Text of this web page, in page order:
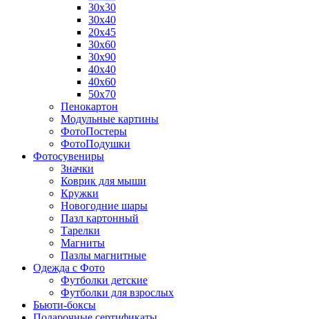
30х30
30х40
20х45
30х60
30х90
40х40
40х60
50х70
Пенокартон
Модульные картины
ФотоПостеры
ФотоПодушки
Фотоcувениры
Значки
Коврик для мыши
Кружки
Новогодние шары
Пазл картонный
Тарелки
Магниты
Пазлы магнитные
Одежда с Фото
Футболки детские
Футболки для взрослых
Бьюти-боксы